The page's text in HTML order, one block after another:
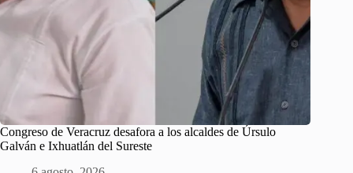
Congreso de Veracruz desafora a los alcaldes de Úrsulo
Galván e Ixhuatlán del Sureste